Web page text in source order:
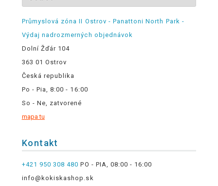
Průmyslová zóna II Ostrov - Panattoni North Park -
Výdaj nadrozmerných objednávok
Dolní Žďár 104
363 01 Ostrov
Česká republika
Po - Pia, 8:00 - 16:00
So - Ne, zatvorené
mapa tu
Kontakt
+421 950 308 480 PO - PIA, 08:00 - 16:00
info@kokiskashop.sk